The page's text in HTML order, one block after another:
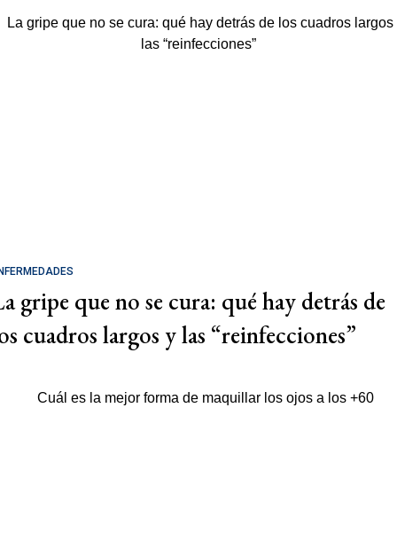
gripe que no se cura: qué hay detrás de
cuadros largos y las “reinfecciones”